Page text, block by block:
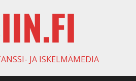
JA ISKELMÄMEDIA